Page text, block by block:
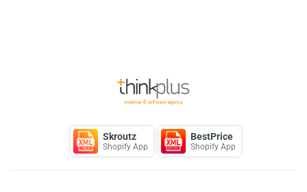
Skroutz
Shopify App
BestPrice
Shopify App